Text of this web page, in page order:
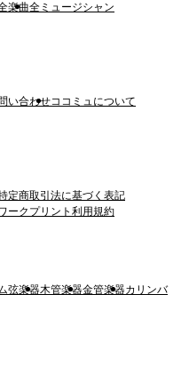
楽曲全ミュージシャン
い合わせココミュについて
定商取引法に基づく表記
ークプリント利用規約
弦楽器木管楽器金管楽器カリンバ